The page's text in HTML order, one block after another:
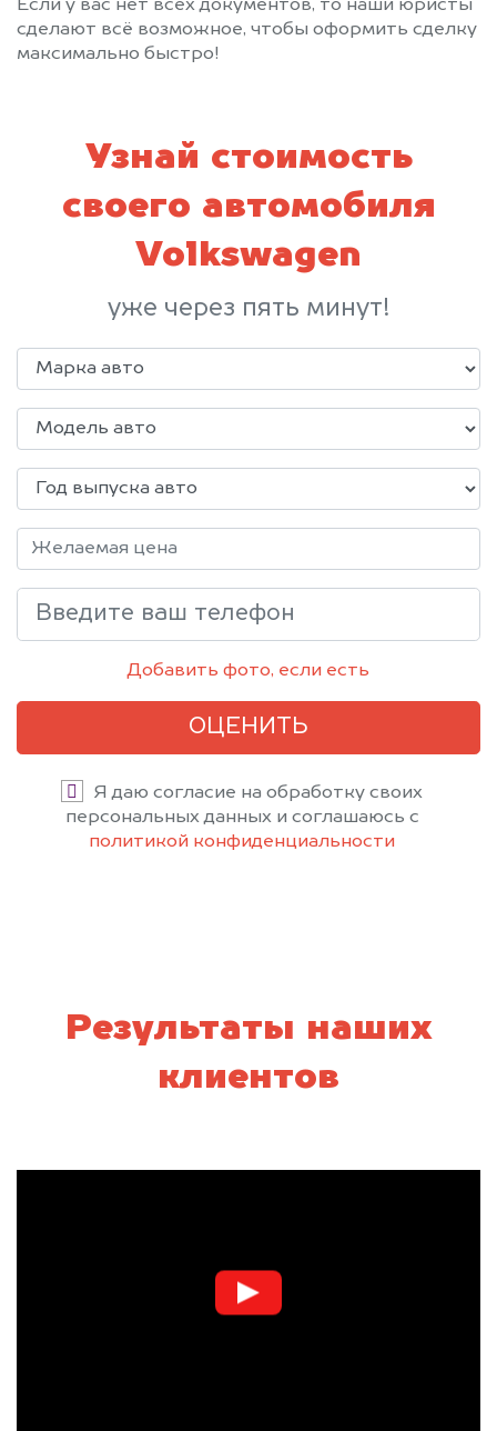
Если у вас нет всех документов, то наши юристы
сделают всё возможное, чтобы оформить сделку
максимально быстро!
Узнай стоимость
своего автомобиля
Volkswagen
уже через пять минут!
Добавить фото, если есть
ОЦЕНИТЬ
Я даю согласие на обработку своих
персональных данных и соглашаюсь с
политикой конфиденциальности
Результаты наших
клиентов